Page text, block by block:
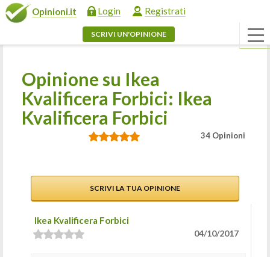
Opinioni.it Login Registrati
SCRIVI UN'OPINIONE
Opinione su Ikea
Kvalificera Forbici: Ikea
Kvalificera Forbici
34 Opinioni
SCRIVI LA TUA OPINIONE
Ikea Kvalificera Forbici
04/10/2017